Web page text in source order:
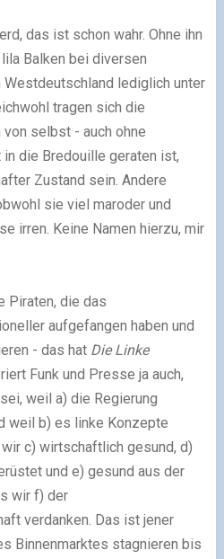
das ist schon wahr. Ohne ihn
Balken bei diversen
lediglich unter
tragen sich die
selbst - auch ohne
die Bredouille geraten ist,
Zustand sein. Andere
sie viel maroder und
irren. Keine Namen hierzu, mir
Piraten, die das
aufgefangen haben und
- das hat Die Linke
Funk und Presse ja auch,
weil a) die Regierung
weil b) es linke Konzepte
c) wirtschaftlich gesund, d)
und e) gesund aus der
wir f) der
verdanken. Das ist jener
Binnenmarktes stagnieren bis